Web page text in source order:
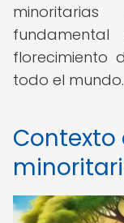
florecimiento
todo el mundo.
Contexto